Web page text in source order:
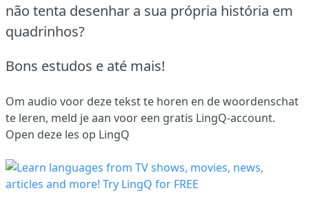
não tenta desenhar a sua própria história em
quadrinhos?
Bons estudos e até mais!
Om audio voor deze tekst te horen en de woordenschat
te leren, meld je aan voor een gratis LingQ-account.
Open deze les op LingQ